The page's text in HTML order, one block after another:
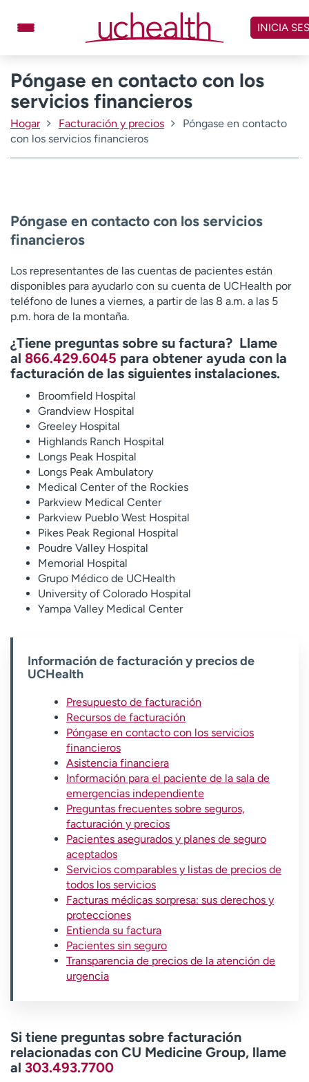
contenido
Médicos
Especialidades
Ubicaciones
Programar cita
Atención de urgencia
virtual
Inicie sesión en My Health Connection
Acerca de UCHealth
Clases y eventos
Ready. Set. CO.
Empleados
Profesionales
Atención a medios de
comunicación
Asistencia financiera
Contáctenos
INICIA
Póngase en contacto con los
servicios financieros
Hogar Facturación y precios
Póngase en contacto
con los servicios financieros
Póngase en contacto con los servicios
financieros
Los representantes de las cuentas de pacientes están
disponibles para ayudarlo con su cuenta de UCHealth por
teléfono de lunes a viernes, a partir de las 8 a.m. a las 5
p.m. hora de la montaña.
¿Tiene preguntas sobre su factura? Llame
al 866.429.6045 para obtener ayuda con la
facturación de las siguientes instalaciones.
Broomfield Hospital
Grandview Hospital
Greeley Hospital
Highlands Ranch Hospital
Longs Peak Hospital
Longs Peak Ambulatory
Medical Center of the Rockies
Parkview Medical Center
Parkview Pueblo West Hospital
Pikes Peak Regional Hospital
Poudre Valley Hospital
Memorial Hospital
Grupo Médico de UCHealth
University of Colorado Hospital
Yampa Valley Medical Center
Información de facturación y precios de
UCHealth
Presupuesto de facturación
Recursos de facturación
Póngase en contacto con los servicios
financieros
Asistencia financiera
Información para el paciente de la sala de
emergencias independiente
Preguntas frecuentes sobre seguros,
facturación y precios
Pacientes asegurados y planes de seguro
aceptados
Servicios comparables y listas de precios de
todos los servicios
Facturas médicas sorpresa: sus derechos y
protecciones
Entienda su factura
Pacientes sin seguro
Transparencia de precios de la atención de
urgencia
Si tiene preguntas sobre facturación
relacionadas con CU Medicine Group, llame
al 303.493.7700